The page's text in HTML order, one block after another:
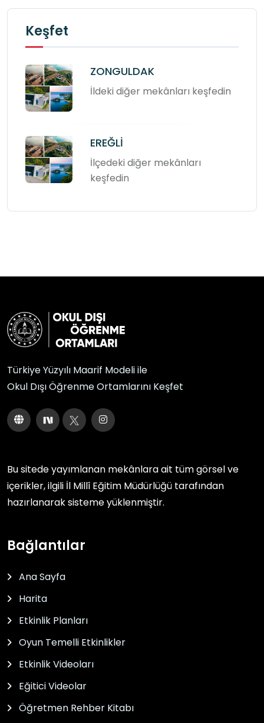
Keşfet
ZONGULDAK
İldeki diğer mekânları keşfedin
EREĞLİ
İlçedeki diğer mekânları
keşfedin
Türkiye Yüzyılı Maarif Modeli ile
Okul Dışı Öğrenme Ortamlarını Keşfet
Bu sitede yayımlanan mekânlara ait tüm görsel ve
içerikler, ilgili İl Millî Eğitim Müdürlüğü tarafından
hazırlanarak sisteme yüklenmiştir.
Bağlantılar
Ana Sayfa
Harita
Etkinlik Planları
Oyun Temelli Etkinlikler
Etkinlik Videoları
Eğitici Videolar
Öğretmen Rehber Kitabı